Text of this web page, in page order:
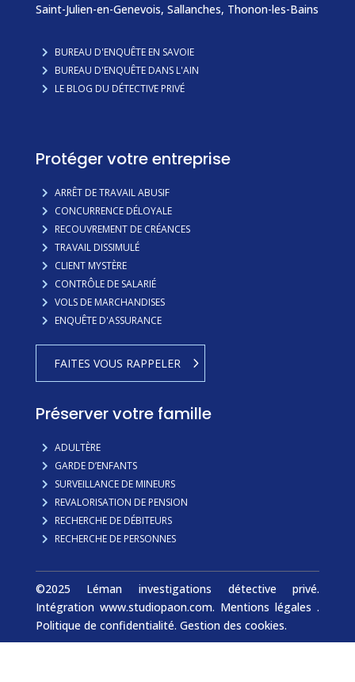
Saint-Julien-en-Genevois, Sallanches, Thonon-les-Bains
BUREAU D'ENQUÊTE EN SAVOIE
BUREAU D'ENQUÊTE DANS L'AIN
LE BLOG DU DÉTECTIVE PRIVÉ
Protéger votre entreprise
ARRÊT DE TRAVAIL ABUSIF
CONCURRENCE DÉLOYALE
RECOUVREMENT DE CRÉANCES
TRAVAIL DISSIMULÉ
CLIENT MYSTÈRE
CONTRÔLE DE SALARIÉ
VOLS DE MARCHANDISES
ENQUÊTE D'ASSURANCE
FAITES VOUS RAPPELER
Préserver votre famille
ADULTÈRE
GARDE D’ENFANTS
SURVEILLANCE DE MINEURS
REVALORISATION DE PENSION
RECHERCHE DE DÉBITEURS
RECHERCHE DE PERSONNES
©2025 Léman investigations détective privé.
Intégration www.studiopaon.com. Mentions légales .
Politique de confidentialité. Gestion des cookies.